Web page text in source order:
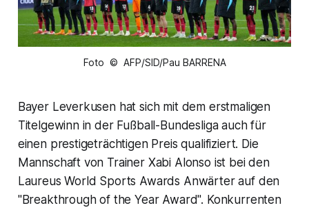
Foto © AFP/SID/Pau BARRENA
Bayer Leverkusen hat sich mit dem erstmaligen
Titelgewinn in der Fußball-Bundesliga auch für
einen prestigeträchtigen Preis qualifiziert. Die
Mannschaft von Trainer Xabi Alonso ist bei den
Laureus World Sports Awards Anwärter auf den
"Breakthrough of the Year Award". Konkurrenten